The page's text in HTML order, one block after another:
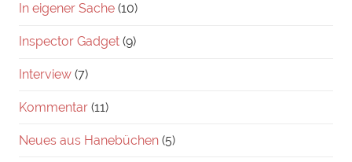
In eigener Sache (10)
Inspector Gadget (9)
Interview (7)
Kommentar (11)
Neues aus Hanebüchen (5)